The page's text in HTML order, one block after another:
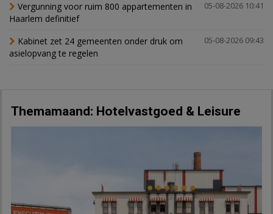
05-08-2026 10:41
Vergunning voor ruim 800 appartementen in
Haarlem definitief
05-08-2026 09:43
Kabinet zet 24 gemeenten onder druk om
asielopvang te regelen
Themamaand: Hotelvastgoed & Leisure